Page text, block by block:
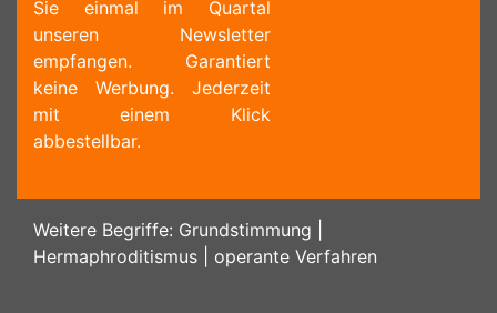
Sie einmal im Quartal
unseren Newsletter
empfangen. Garantiert
keine Werbung. Jederzeit
mit einem Klick
abbestellbar.
Weitere Begriffe: Grundstimmung
Hermaphroditismus
operante Verfahren